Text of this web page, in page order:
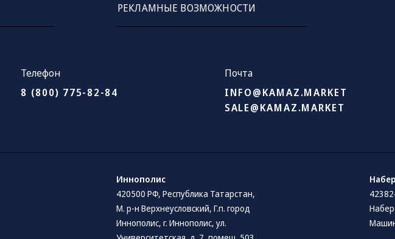
РЕКЛАМНЫЕ ВОЗМОЖНОСТИ
Телефон
8 (800) 775-82-84
Почта
INFO@KAMAZ.MARKET
SALE@KAMAZ.MARKET
Иннополис
420500 РФ, Республика Татарстан,
М. р-н Верхнеусловский, Г.п. город
Иннополис, г. Иннополис, ул.